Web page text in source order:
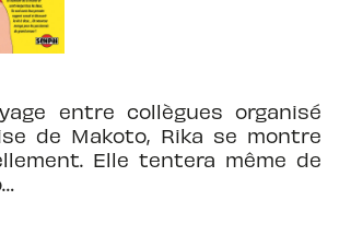
entre collègues organisé
de Makoto, Rika se montre
Elle tentera même de